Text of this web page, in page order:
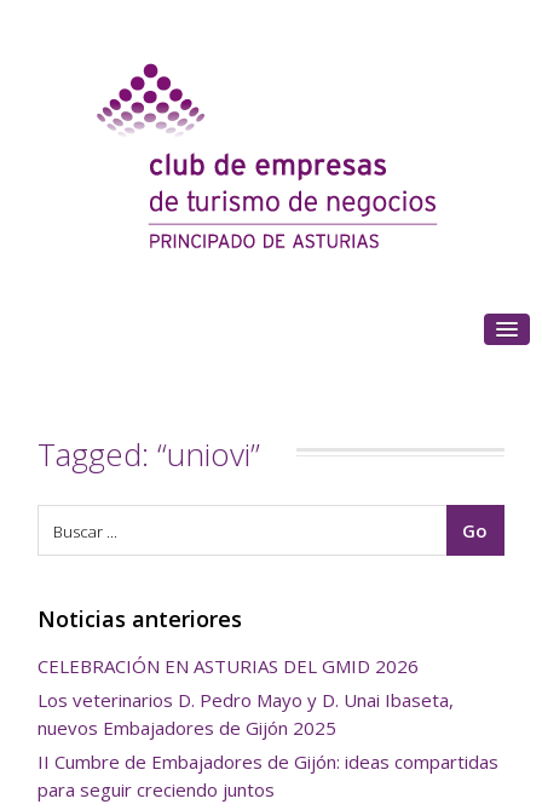
Tagged: “uniovi”
Noticias anteriores
CELEBRACIÓN EN ASTURIAS DEL GMID 2026
Los veterinarios D. Pedro Mayo y D. Unai Ibaseta,
nuevos Embajadores de Gijón 2025
II Cumbre de Embajadores de Gijón: ideas compartidas
para seguir creciendo juntos